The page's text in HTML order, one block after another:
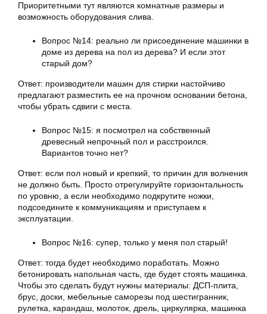
Приоритетными тут являются комнатные размеры и
возможность оборудования слива.
Вопрос №14: реально ли присоединение машинки в
доме из дерева на пол из дерева? И если этот
старый дом?
Ответ: производители машин для стирки настойчиво
предлагают разместить ее на прочном основании бетона,
чтобы убрать сдвиги с места.
Вопрос №15: я посмотрел на собственный
древесный непрочный пол и расстроился.
Вариантов точно нет?
Ответ: если пол новый и крепкий, то причин для волнения
не должно быть. Просто отрегулируйте горизонтальность
по уровню, а если необходимо подкрутите ножки,
подсоедините к коммуникациям и приступаем к
эксплуатации.
Вопрос №16: супер, только у меня пол старый!
Ответ: тогда будет необходимо поработать. Можно
бетонировать напольная часть, где будет стоять машинка.
Чтобы это сделать будут нужны материалы: ДСП-плита,
брус, доски, мебельные саморезы под шестигранник,
рулетка, карандаш, молоток, дрель, циркулярка, машинка